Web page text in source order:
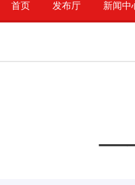
首页 发布厅 新闻中